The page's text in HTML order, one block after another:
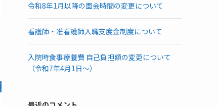
令和8年1月以降の面会時間の変更について
看護師・准看護師入職支度金制度について
入院時食事療養費 自己負担額の変更について
（令和7年4月1日～）